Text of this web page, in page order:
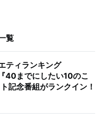
覧
ティランキング
40までにしたい10のこ
記念番組がランクイン！